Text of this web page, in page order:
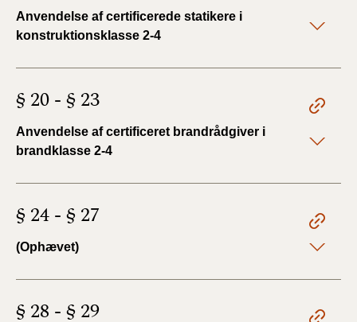
Anvendelse af certificerede statikere i
konstruktionsklasse 2-4
§ 20 - § 23
Anvendelse af certificeret brandrådgiver i
brandklasse 2-4
§ 24 - § 27
(Ophævet)
§ 28 - § 29